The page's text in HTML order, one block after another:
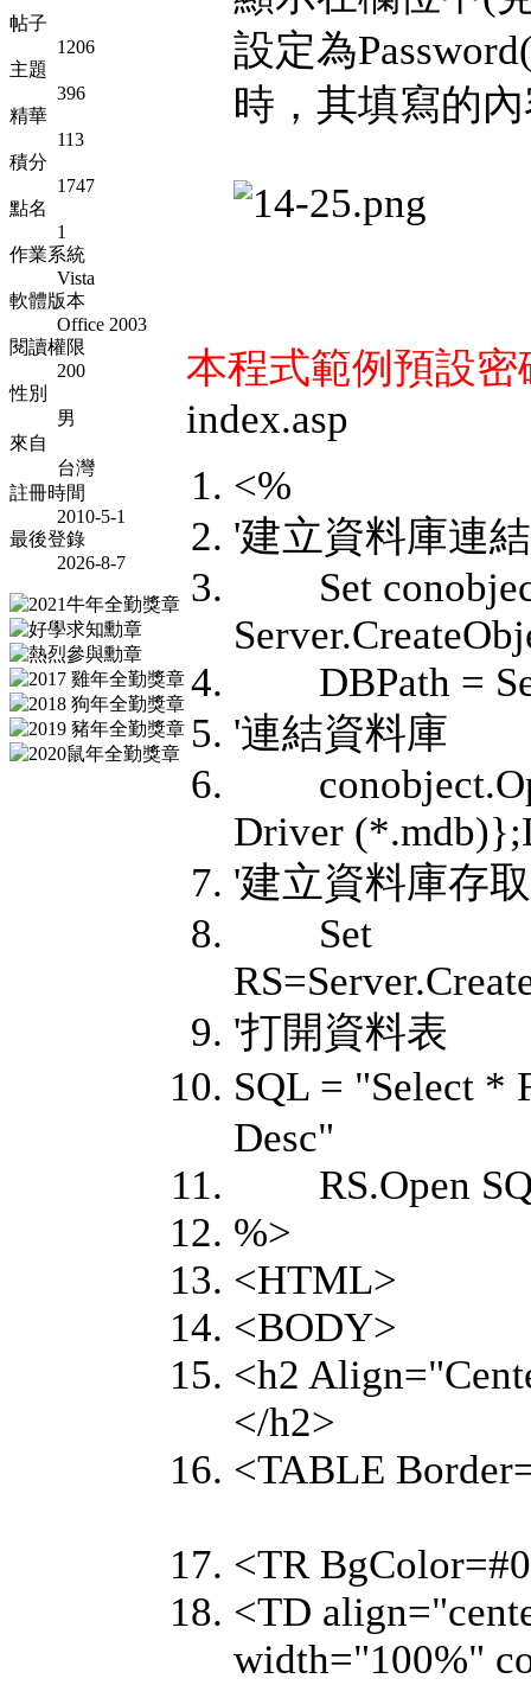
帖子
1206
主題
396
精華
113
積分
1747
點名
1
作業系統
Vista
軟體版本
Office 2003
閱讀權限
200
性別
男
來自
台灣
註冊時間
2010-5-1
最後登錄
2026-8-7
設定為
時，其填寫的
本程式範例預設密
index.asp
<%
'建立資料庫連
Set
DBPath =
'連結資料庫
Driver
'建立資料庫
Set
'打開資料表
SQL = "Select *
Desc"
RS.Open
%>
<HTML>
<BODY>
<h2
</h2>
<TABLE
<TR
<TD
width="100%"